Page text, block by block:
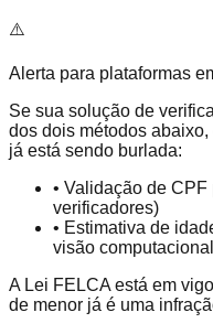
⚠️
Alerta para plataformas
Se sua solução de
dos dois métodos
já está sendo burlada:
• Validação de
verificadores)
• Estimativa de
visão computacional
A Lei FELCA está em
de menor já é uma